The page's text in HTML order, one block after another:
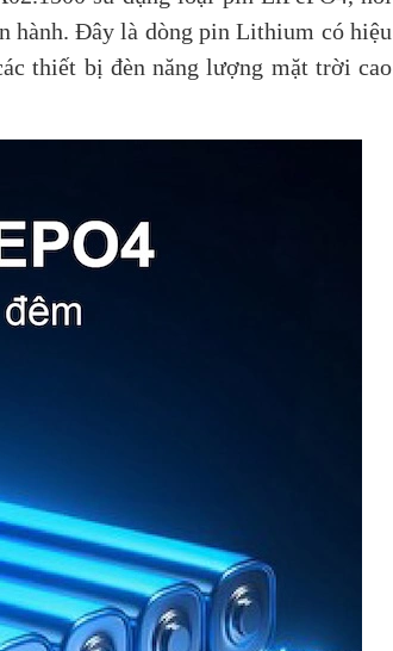
hành. Đây là dòng pin Lithium có hiệu
thiết bị đèn năng lượng mặt trời cao